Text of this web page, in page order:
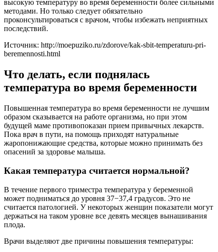
высокую температуру во время беременности более сильными
методами. Но только следует обязательно
проконсультироваться с врачом, чтобы избежать неприятных
последствий.
Источник: http://moepuziko.ru/zdorove/kak-sbit-temperaturu-pri-
beremennosti.html
Что делать, если поднялась
температура во время беременности
Повышенная температура во время беременности не лучшим
образом сказывается на работе организма, но при этом
будущей маме противопоказан прием привычных лекарств.
Пока врач в пути, на помощь приходят натуральные
жаропонижающие средства, которые можно принимать без
опасений за здоровье малыша.
Какая температура считается нормальной?
В течение первого триместра температура у беременной
может подниматься до уровня 37−37,4 градусов. Это не
считается патологией. У некоторых женщин показатели могут
держаться на таком уровне все девять месяцев вынашивания
плода.
Врачи выделяют две причины повышения температуры: